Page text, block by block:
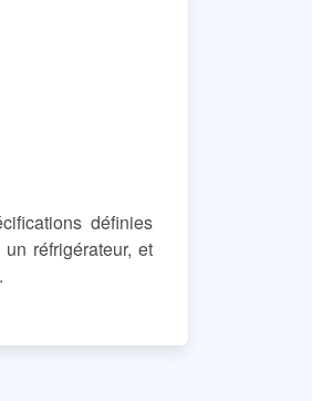
définies
réfrigérateur, et